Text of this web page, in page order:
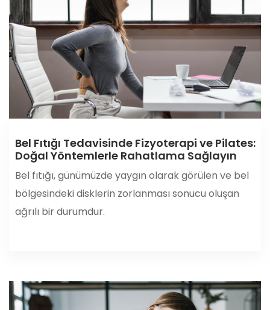
Bel Fıtığı Tedavisinde Fizyoterapi ve Pilates:
Doğal Yöntemlerle Rahatlama Sağlayın
Bel fıtığı, günümüzde yaygın olarak görülen ve bel
bölgesindeki disklerin zorlanması sonucu oluşan
ağrılı bir durumdur.